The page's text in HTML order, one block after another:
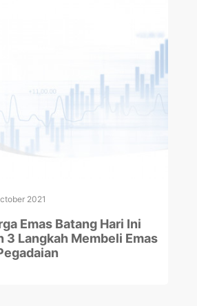
2021
Emas Batang Hari Ini
3 Langkah Membeli Emas